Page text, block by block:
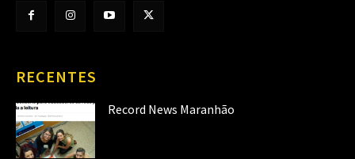
RECENTES
Record News Maranhão